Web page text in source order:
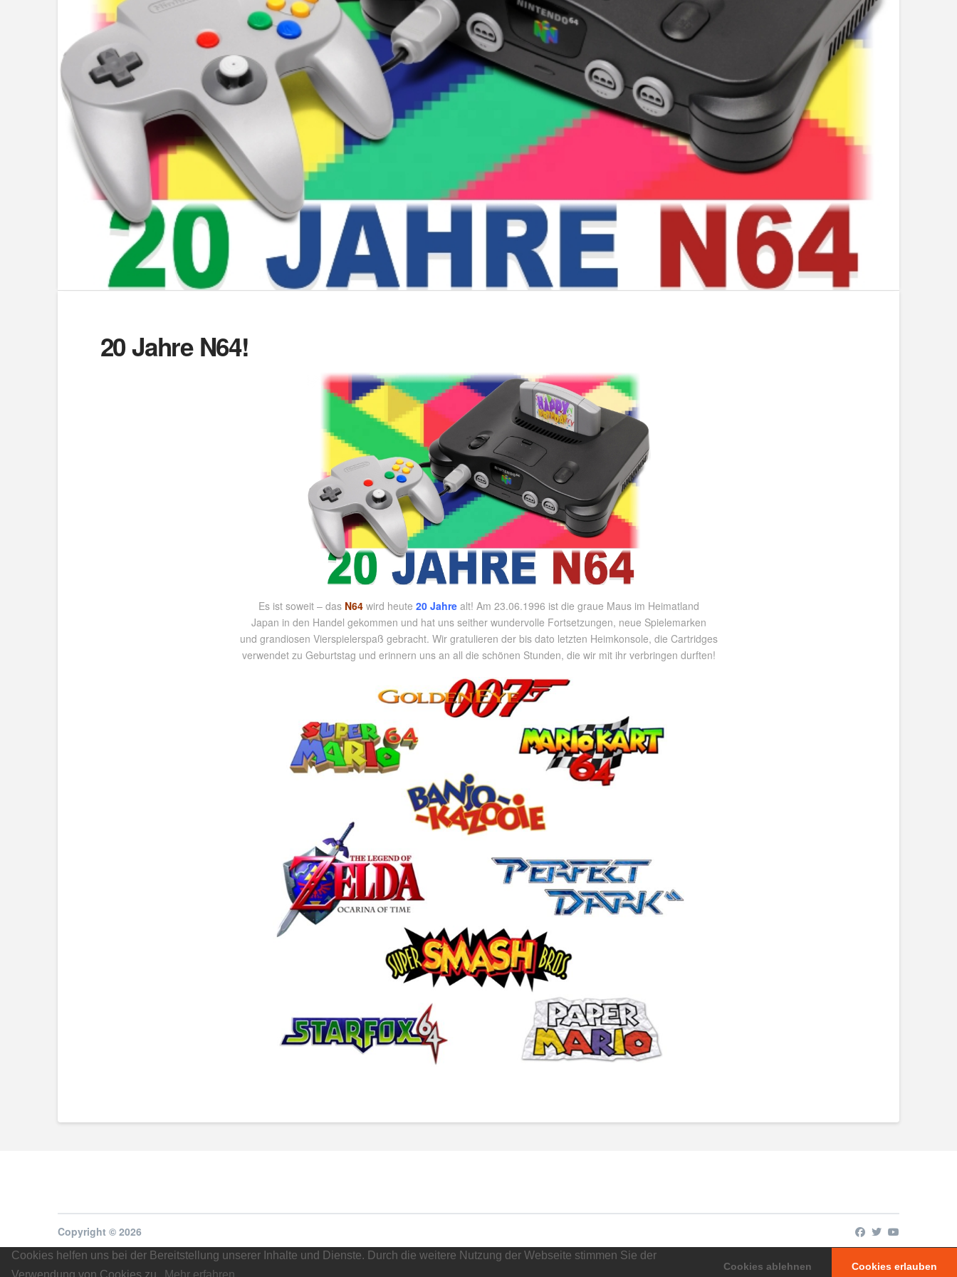
Cookies helfen uns bei der Bereitstellung unserer Inhalte und Dienste. Durch die weitere Nutzung der Webseite stimmen Sie der
Verwendung von Cookies zu.
Mehr erfahren
Cookies ablehnen Cookies erlauben
20 Jahre N64!
Es ist soweit – das N64wird heute 20 Jahrealt! Am 23.06.1996 ist die graue Maus im Heimatland
Japan in den Handel gekommen und hat uns seither wundervolle Fortsetzungen, neue Spielemarken
und grandiosen Vierspielerspaß gebracht. Wir gratulieren der bis dato letzten Heimkonsole, die Cartridges
verwendet zu Geburtstag und erinnern uns an all die schönen Stunden, die wir mit ihr verbringen durften!
Copyright © 2026